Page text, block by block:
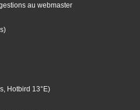
au webmaster
Hotbird 13°E)